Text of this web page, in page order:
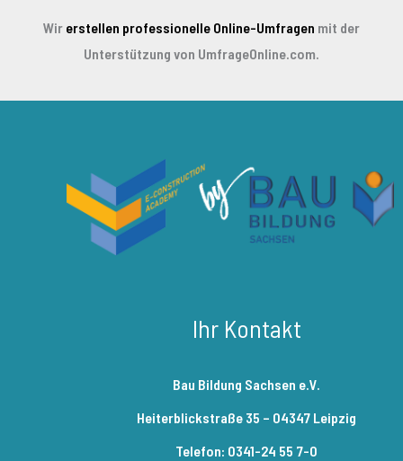
Wir erstellen professionelle Online-Umfragen mit der
Unterstützung von UmfrageOnline.com.
Ihr Kontakt
Bau Bildung Sachsen e.V.
Heiterblickstraße 35 – 04347 Leipzig
Telefon: 0341-24 55 7-0